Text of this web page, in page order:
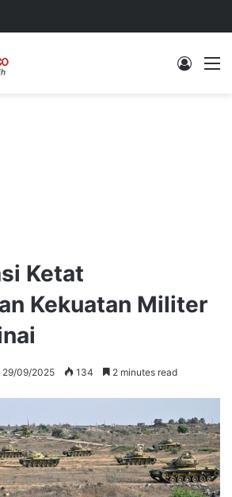
Log In
Ketat
Kekuatan Militer
29/09/2025 134 2 minutes read